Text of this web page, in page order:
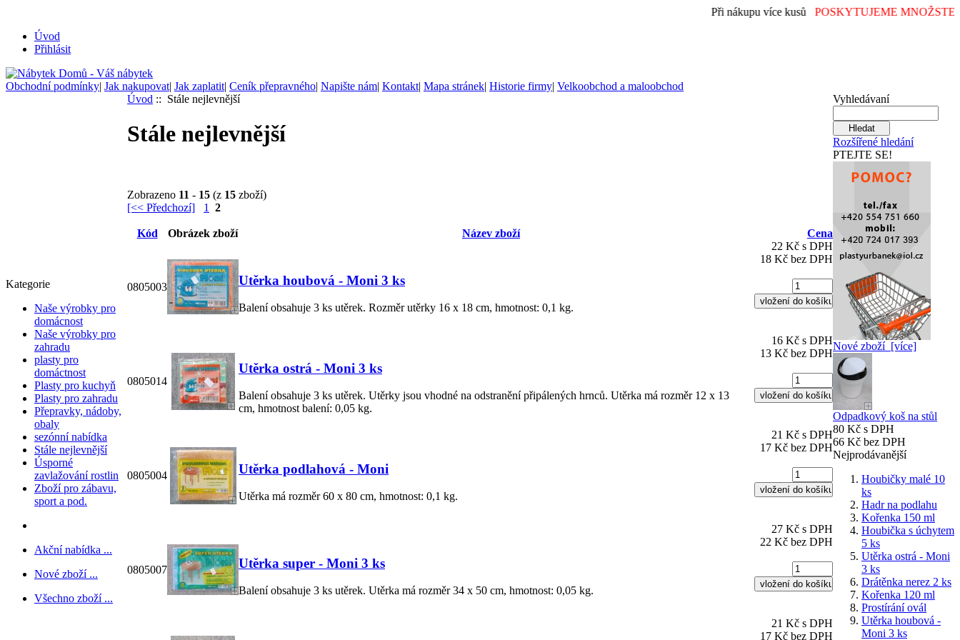
Při nákupu více kusůPOSKYTUJEME
Úvod
Přihlásit
Obchodní podmínky| Jak nakupovat| Jak zaplatit| Ceník přepravného| Napište nám| Kontakt| Mapa stránek| Historie firmy| Velkoobchod a maloobchod
Kategorie
Naše výrobky pro
domácnost
Naše výrobky pro
zahradu
plasty pro
domáctnost
Plasty pro kuchyň
Plasty pro zahradu
Přepravky, nádoby,
obaly
sezónní nabídka
Stále nejlevnější
Úsporné
zavlažování rostlin
Zboží pro zábavu,
sport a pod.
Akční nabídka ...
Nové zboží ...
Všechno zboží ...
Úvod :: Stále nejlevnější
Stále nejlevnější
Zobrazeno 11 - 15 (z 15 zboží)
[<< Předchozí]
1 2
Kód Obrázek zboží Název zboží Cena
0805003 Utěrka houbová - Moni 3 ks
Balení obsahuje 3 ks utěrek. Rozměr utěrky 16 x 18 cm, hmotnost: 0,1 kg.
22 Kč s DPH
18 Kč bez DPH
0805014
Utěrka ostrá - Moni 3 ks
Balení obsahuje 3 ks utěrek. Utěrky jsou vhodné na odstranění připálených hrnců. Utěrka má rozměr 12 x 13
cm, hmotnost balení: 0,05 kg.
16 Kč s DPH
13 Kč bez DPH
0805004 Utěrka podlahová - Moni
Utěrka má rozměr 60 x 80 cm, hmotnost: 0,1 kg.
21 Kč s DPH
17 Kč bez DPH
0805007 Utěrka super - Moni 3 ks
Balení obsahuje 3 ks utěrek. Utěrka má rozměr 34 x 50 cm, hmotnost: 0,05 kg.
27 Kč s DPH
22 Kč bez DPH
21 Kč s DPH
17 Kč bez DPH
Vyhledávaní
Rozšířené hledání
PTEJTE SE!
Nové zboží [více]
Odpadkový koš na stůl
80 Kč s DPH
66 Kč bez DPH
Nejprodávanější
Houbičky malé 10
ks
Hadr na podlahu
Kořenka 150 ml
Houbička s úchytem
5 ks
Utěrka ostrá - Moni
3 ks
Drátěnka nerez 2 ks
Kořenka 120 ml
Prostírání ovál
Utěrka houbová -
Moni 3 ks